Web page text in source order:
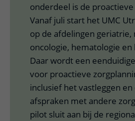
onderdeel is de
Vanaf juli start het UMC
op de afdelingen geriatrie,
oncologie, hematologie en
Daar wordt een
voor proactieve
inclusief het vastleggen en
afspraken met andere
pilot sluit aan bij de